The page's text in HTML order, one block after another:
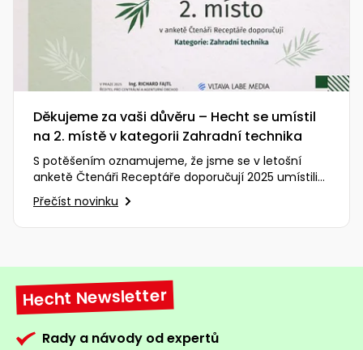
Děkujeme za vaši důvěru – Hecht se umístil
na 2. místě v kategorii Zahradní technika
S potěšením oznamujeme, že jsme se v letošní
anketě Čtenáři Receptáře doporučují 2025 umístili
na vynikajícím 2. místě…
Přečíst novinku
Hecht Newsletter
Rady a návody od expertů